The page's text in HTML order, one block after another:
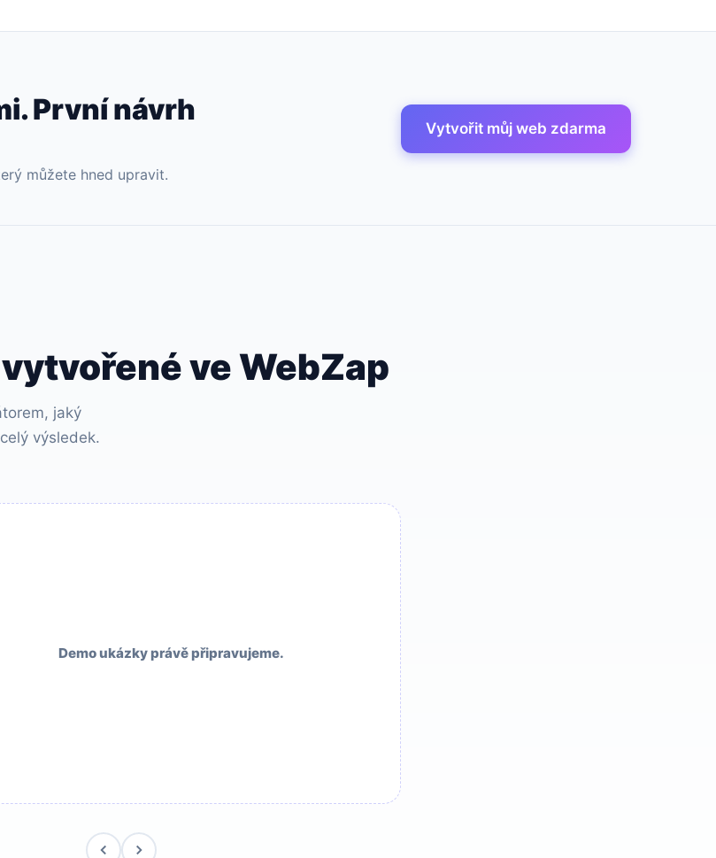
První návrh
můžete hned upravit.
Vytvořit můj web zdarma
ve WebZap
jaký
výsledek.
Demo ukázky právě připravujeme.